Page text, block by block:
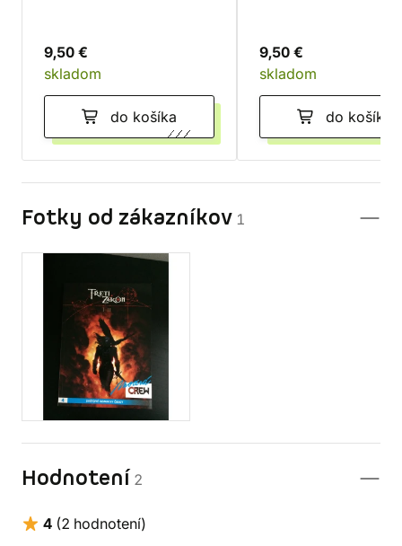
9,50 €
skladom
do košíka
9,50 €
skladom
do košíka
Fotky od zákazníkov 1
Hodnotení 2
4 (2 hodnotení)